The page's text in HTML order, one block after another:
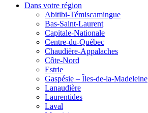
Dans votre région
Abitibi-Témiscamingue
Bas-Saint-Laurent
Capitale-Nationale
Centre-du-Québec
Chaudière-Appalaches
Côte-Nord
Estrie
Gaspésie – Îles-de-la-Madeleine
Lanaudière
Laurentides
Laval